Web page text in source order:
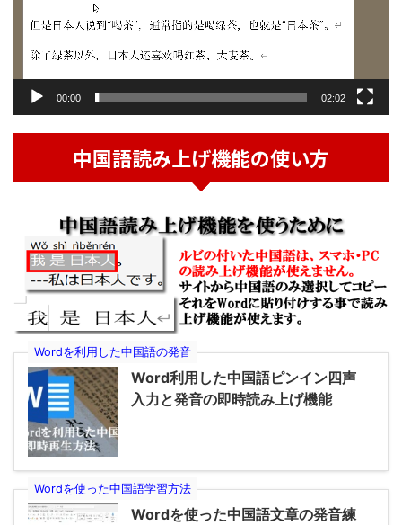
00:00 02:02
中国語読み上げ機能の使い方
Wordを利用した中国語の発音
Word利用した中国語ピンイン四声
入力と発音の即時読み上げ機能
Wordを使った中国語学習方法
Wordを使った中国語文章の発音練